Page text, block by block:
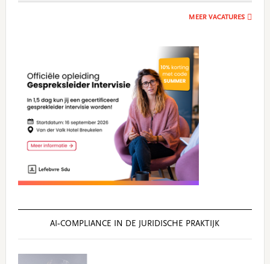
MEER VACATURES
AI‑COMPLIANCE IN DE JURIDISCHE PRAKTIJK